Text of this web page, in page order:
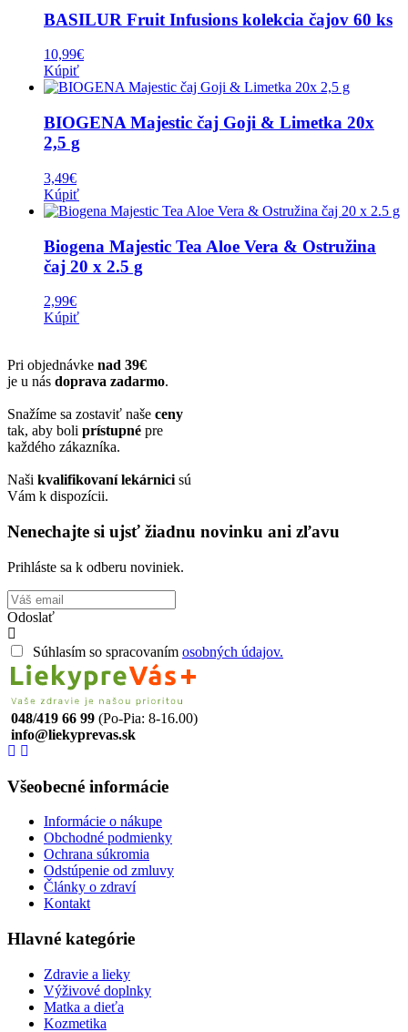
BASILUR Fruit Infusions kolekcia čajov 60 ks
10,99€
Kúpiť
BIOGENA Majestic čaj Goji & Limetka 20x
2,5 g
3,49€
Kúpiť
Biogena Majestic Tea Aloe Vera & Ostružina
čaj 20 x 2.5 g
2,99€
Kúpiť
Pri objednávke nad 39€
je u nás doprava zadarmo.
Snažíme sa zostaviť naše ceny
tak, aby boli prístupné pre
každého zákazníka.
Naši kvalifikovaní lekárnici sú
Vám k dispozícii.
Nenechajte si ujsť žiadnu novinku ani zľavu
Prihláste sa k odberu noviniek.
Odoslať
Súhlasím so spracovaním osobných údajov.
048/419 66 99 (Po-Pia: 8-16.00)
info@liekyprevas.sk
Všeobecné informácie
Informácie o nákupe
Obchodné podmienky
Ochrana súkromia
Odstúpenie od zmluvy
Články o zdraví
Kontakt
Hlavné kategórie
Zdravie a lieky
Výživové doplnky
Matka a dieťa
Kozmetika